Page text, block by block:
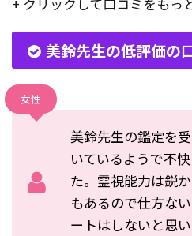
美鈴先生の低評価の
女性
美鈴先生の鑑定を
いているようで不
た。霊視能力は鋭
もあるので仕方な
ートはしないと思い